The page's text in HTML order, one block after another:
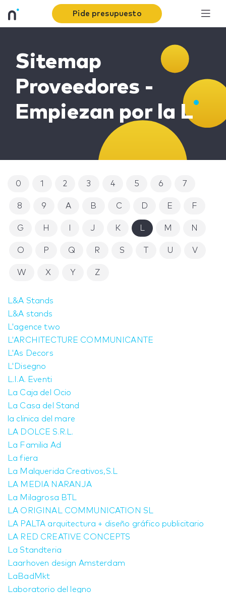
Pide presupuesto
Sitemap
Proveedores -
Empiezan por la L
0 1 2 3 4 5 6 7
8 9 A B C D E F
G H J K M N
O P Q R S U V
W X Y Z
L&A Stands
L&A stands
L'agence two
L'ARCHITECTURE COMMUNICANTE
L'As Decors
L'Disegno
L.I.A. Eventi
La Caja del Ocio
La Casa del Stand
la clinica del mare
LA DOLCE S.R.L.
La Familia Ad
La fiera
La Malquerida Creativos,S.L
LA MEDIA NARANJA
La Milagrosa BTL
LA ORIGINAL COMMUNICATION SL
LA PALTA arquitectura + diseño gráfico publicitario
LA RED CREATIVE CONCEPTS
La Standteria
Laarhoven design Amsterdam
LaBadMkt
Laboratorio del legno